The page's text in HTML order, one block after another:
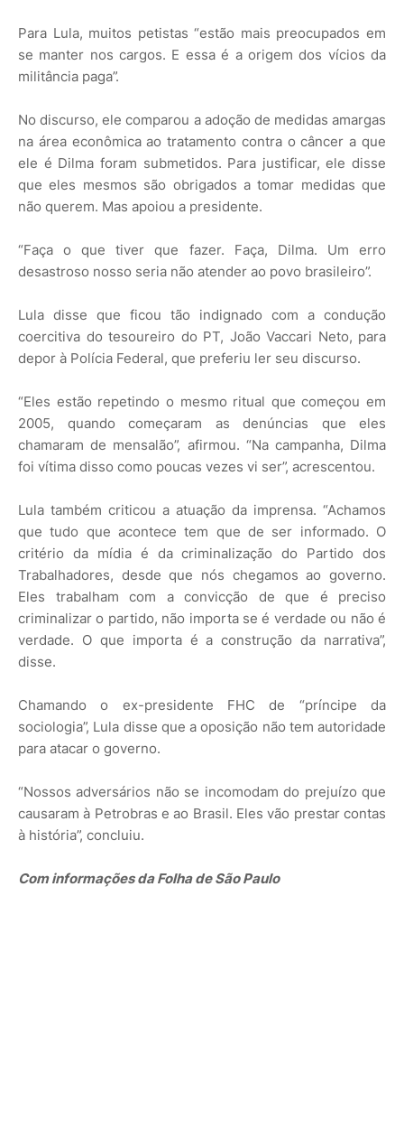
Para Lula, muitos petistas “estão mais preocupados em
se manter nos cargos. E essa é a origem dos vícios da
militância paga”.
No discurso, ele comparou a adoção de medidas amargas
na área econômica ao tratamento contra o câncer a que
ele é Dilma foram submetidos. Para justificar, ele disse
que eles mesmos são obrigados a tomar medidas que
não querem. Mas apoiou a presidente.
“Faça o que tiver que fazer. Faça, Dilma. Um erro
desastroso nosso seria não atender ao povo brasileiro”.
Lula disse que ficou tão indignado com a condução
coercitiva do tesoureiro do PT, João Vaccari Neto, para
depor à Polícia Federal, que preferiu ler seu discurso.
“Eles estão repetindo o mesmo ritual que começou em
2005, quando começaram as denúncias que eles
chamaram de mensalão”, afirmou. “Na campanha, Dilma
foi vítima disso como poucas vezes vi ser”, acrescentou.
Lula também criticou a atuação da imprensa. “Achamos
que tudo que acontece tem que de ser informado. O
critério da mídia é da criminalização do Partido dos
Trabalhadores, desde que nós chegamos ao governo.
Eles trabalham com a convicção de que é preciso
criminalizar o partido, não importa se é verdade ou não é
verdade. O que importa é a construção da narrativa”,
disse.
Chamando o ex-presidente FHC de “príncipe da
sociologia”, Lula disse que a oposição não tem autoridade
para atacar o governo.
“Nossos adversários não se incomodam do prejuízo que
causaram à Petrobras e ao Brasil. Eles vão prestar contas
à história”, concluiu.
Com informações da Folha de São Paulo